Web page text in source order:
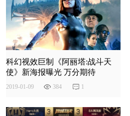
科幻视效巨制《阿丽塔:战斗天
使》新海报曝光 万分期待
2019-01-09 384 1